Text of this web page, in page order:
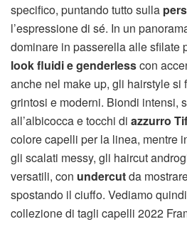
specifico, puntando tutto sulla
l’espressione di sé. In un
dominare in passerella alle sfilate
look fluidi e genderlesscon
anche nel make up, gli hairstyle si
grintosi e moderni. Biondi intensi,
all’albicocca e tocchi di azzurro
colore capelli per la linea, mentre
gli scalati messy, gli haircut
versatili, con undercutda
spostando il ciuffo. Vediamo
collezione di tagli capelli 2022